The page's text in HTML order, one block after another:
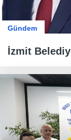
Gündem
İzmit